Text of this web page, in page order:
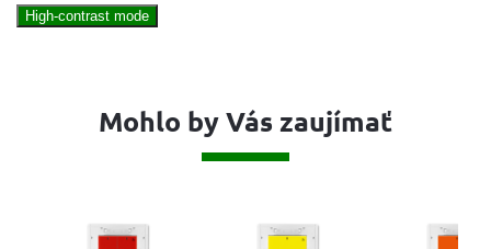
High-contrast mode
Mohlo by Vás zaujímať